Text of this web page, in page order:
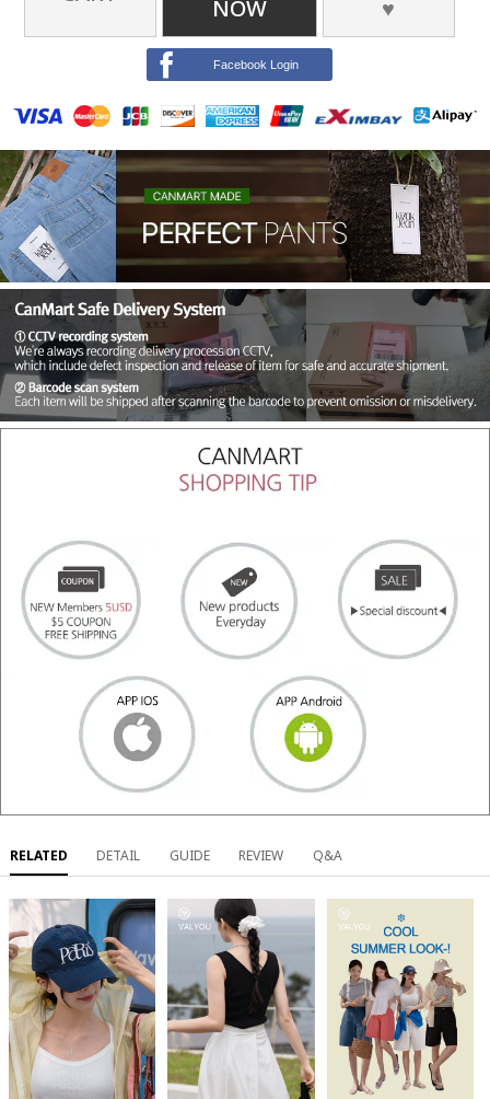
NOW
♥
Facebook Login
RELATED DETAIL GUIDE REVIEW Q&A